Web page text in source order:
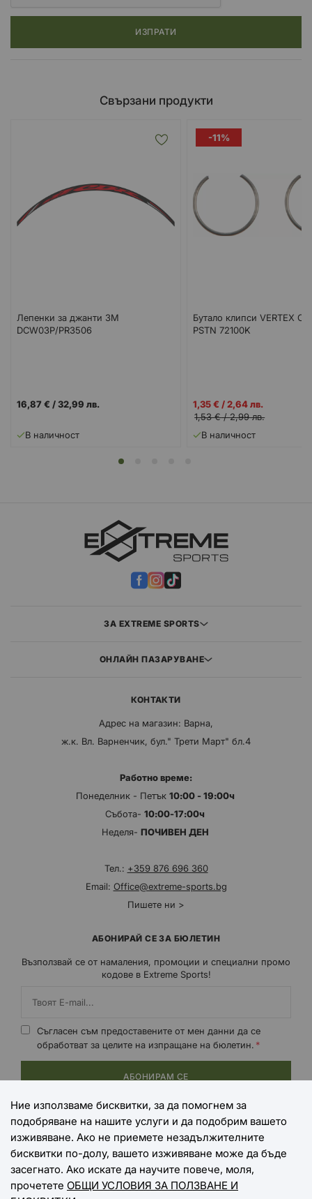
ИЗПРАТИ
Свързани продукти
Лепенки за джанти 3M
DCW03P/PR3506
16,87 € /32,99 лв.
В наличност
-11%
Бутало клипси VERTEX
PSTN 72100K
Промо
цена
1,35 € /2,64 лв.
1,53 €/2,99 лв.
В наличност
ЗА EXTREME SPORTS
ОНЛАЙН ПАЗАРУВАНЕ
КОНТАКТИ
Адрес на магазин: Варна,
ж.к. Вл. Варненчик, бул." Трети Март" бл.4
Работно време:
Понеделник - Петък 10:00 - 19:00ч
Събота- 10:00-17:00ч
Неделя- ПОЧИВЕН ДЕН
Тел.: +359 876 696 360
Email: Office@extreme-sports.bg
Пишете ни >
АБОНИРАЙ СЕ ЗА БЮЛЕТИН
Възползвай се от намаления, промоции и специални промо
кодове в Extreme Sports!
Съгласен съм предоставените от мен данни да се
обработват за целите на изпращане на бюлетин.
АБОНИРАМ СЕ
НАЧИНИ НА ПЛАЩАНЕ
НАЧИНИ НА ДОСТАВКА
Ние използваме бисквитки, за да помогнем за
подобряване на нашите услуги и да подобрим вашето
изживяване. Ако не приемете незадължителните
бисквитки по-долу, вашето изживяване може да бъде
засегнато. Ако искате да научите повече, моля,
прочетете ОБЩИ УСЛОВИЯ ЗА ПОЛЗВАНЕ И